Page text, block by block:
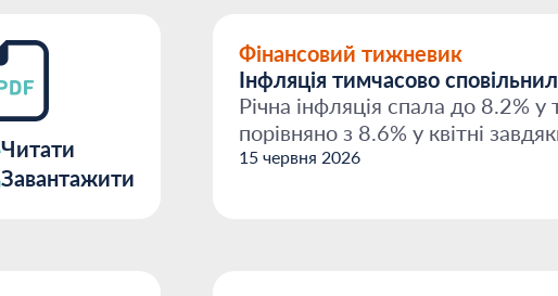
Читати
Завантажити
Фінансовий тижневик
Інфляція тимчасово
Річна інфляція спала до 8.2% у
порівняно з 8.6% у квітні
сповільненню цін на продукти...
15 червня 2026